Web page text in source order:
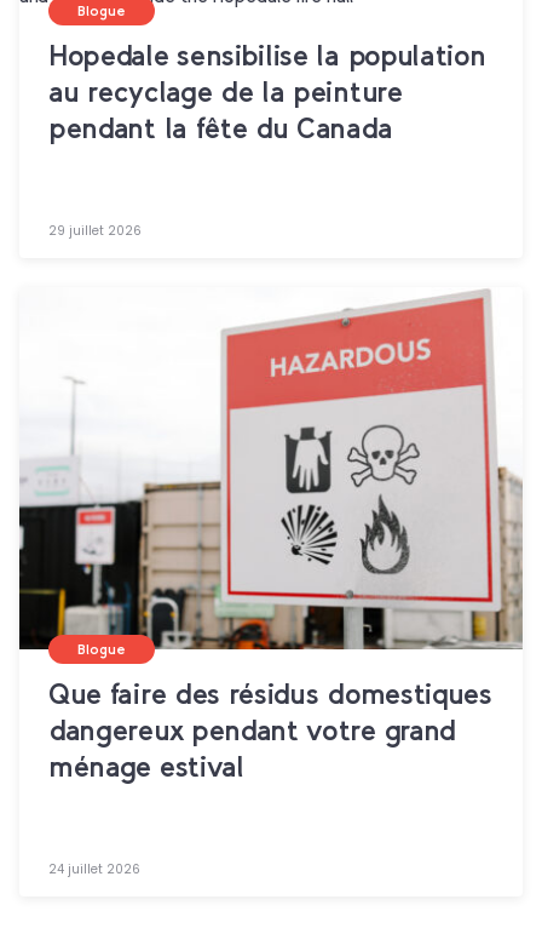
Blogue
Hopedale sensibilise la population
au recyclage de la peinture
pendant la fête du Canada
29 juillet 2026
Blogue
Que faire des résidus domestiques
dangereux pendant votre grand
ménage estival
24 juillet 2026